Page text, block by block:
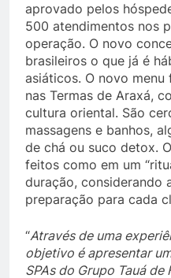
aprovado pelos
500 atendimentos nos
operação. O novo
brasileiros o que já é
asiáticos. O novo
nas Termas de Araxá,
cultura oriental. São
massagens e banhos,
de chá ou suco detox.
feitos como em um
duração, considerando
preparação para cada
“Através de uma
objetivo é apresentar
SPAs do Grupo Tauá de